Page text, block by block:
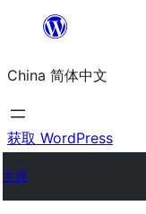
内
容
China 简体中文
获取 WordPress
主题